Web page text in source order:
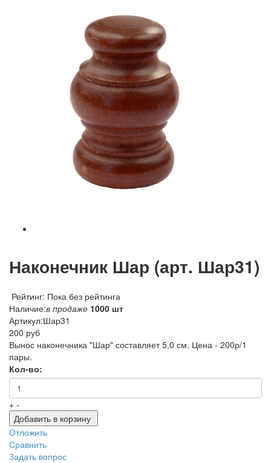
Наконечник Шар (арт. Шар31)
Рейтинг: Пока без рейтинга
Наличие:в продаже 1000 шт
Артикул:Шар31
200 руб
Вынос наконечника "Шар" составляет 5,0 см. Цена - 200р/1
пары.
Кол-во:
+ -
Добавить в корзину
Отложить
Сравнить
Задать вопрос